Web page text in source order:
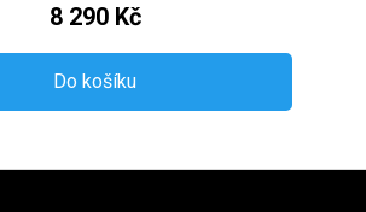
8 290 Kč
Do košíku